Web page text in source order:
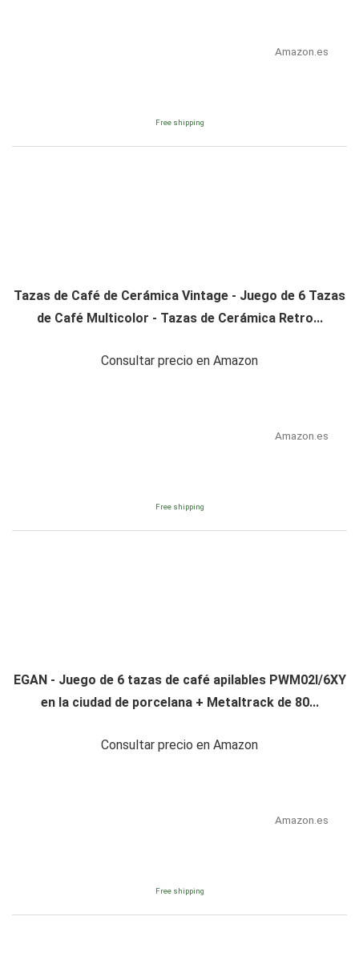
Amazon.es
Free shipping
Tazas de Café de Cerámica Vintage - Juego de 6 Tazas
de Café Multicolor - Tazas de Cerámica Retro...
Consultar precio en Amazon
Amazon.es
Free shipping
EGAN - Juego de 6 tazas de café apilables PWM02I/6XY
en la ciudad de porcelana + Metaltrack de 80...
Consultar precio en Amazon
Amazon.es
Free shipping